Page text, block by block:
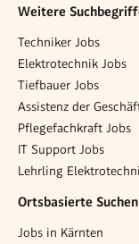
Weitere
Techniker Jobs
Elektrotechnik Jobs
Tiefbauer Jobs
Assistenz der
Pflegefachkraft Jobs
IT Support Jobs
Lehrling
Ortsbasierte Suchen
Jobs in Kärnten